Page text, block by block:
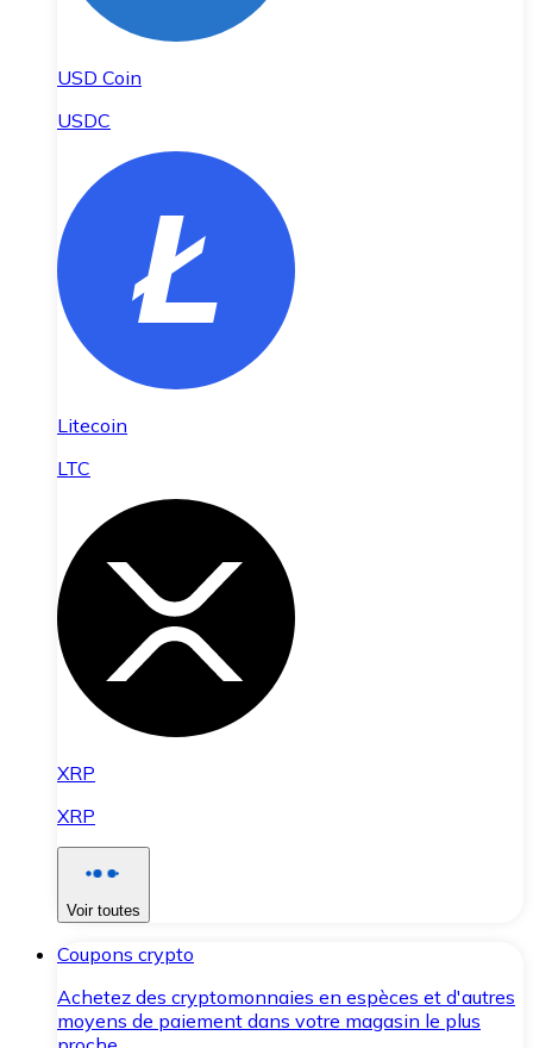
USD Coin
USDC
Litecoin
LTC
XRP
XRP
Voir toutes
Coupons crypto
Achetez des cryptomonnaies en espèces et d'autres
moyens de paiement dans votre magasin le plus